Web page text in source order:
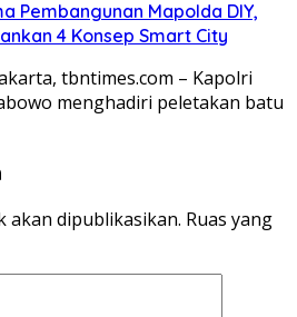
Pembangunan Mapolda DIY,
4 Konsep Smart City
tbntimes.com – Kapolri
menghadiri peletakan batu
akan dipublikasikan. Ruas yang